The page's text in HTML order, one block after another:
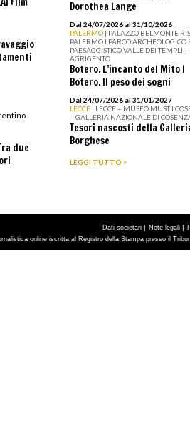
due
Dorothea Lange
Dal 24/07/2026 al 31/10/2026
PALERMO | PALAZZO BELMONTE
PALERMO I PARCO ARCHEOLOGICO
PAESAGGISTICO VALLE DEI TEMPLI -
AGRIGENTO
Botero. L’incanto del Mito I
Botero. Il peso dei sogni
Dal 24/07/2026 al 31/01/2027
LECCE | LECCE – MUSEO MUST I
– GALLERIA NAZIONALE DI
Tesori nascosti della
Borghese
LEGGI TUTTO >
Dati societari | Note legali |
online iscritta al Registro della Stampa presso il